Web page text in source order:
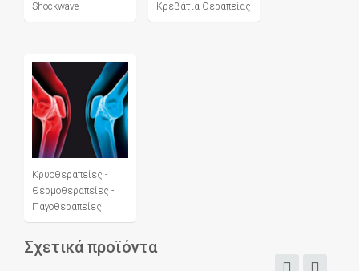
Shockwave Κρεβάτια Θεραπείας
Κρυοθεραπείες -
Θερμοθεραπείες -
Παγοθεραπείες
Σχετικά προϊόντα